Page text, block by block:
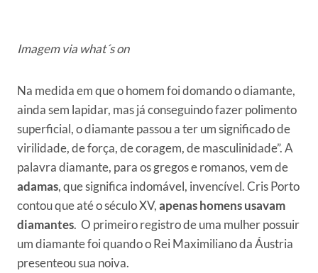
Imagem via what´s on
Na medida em que o homem foi domando o diamante,
ainda sem lapidar, mas já conseguindo fazer polimento
superficial, o diamante passou a ter um significado de
virilidade, de força, de coragem, de masculinidade”. A
palavra diamante, para os gregos e romanos, vem de
adamas, que significa indomável, invencível. Cris Porto
contou que até o século XV,apenas homens usavam
diamantes. O primeiro registro de uma mulher possuir
um diamante foi quando o Rei Maximiliano da Áustria
presenteou sua noiva.